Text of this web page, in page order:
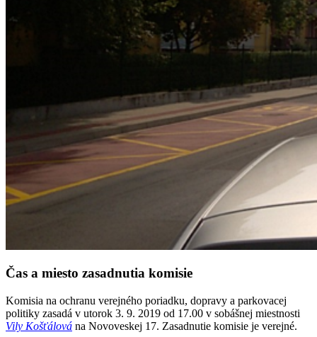
Čas a miesto zasadnutia komisie
Komisia na ochranu verejného poriadku, dopravy a parkovacej
politiky zasadá v utorok 3. 9. 2019 od 17.00 v sobášnej miestnosti
Vily Košťálová na Novoveskej 17. Zasadnutie komisie je verejné.